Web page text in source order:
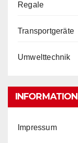
Regale
Transportgeräte
Umwelttechnik
INFORMATION
Impressum